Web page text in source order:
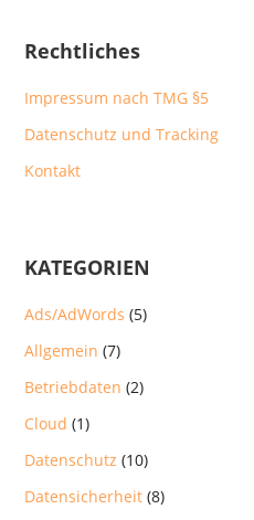
Rechtliches
Impressum nach TMG §5
Datenschutz und Tracking
Kontakt
KATEGORIEN
Ads/AdWords (5)
Allgemein (7)
Betriebdaten (2)
Cloud (1)
Datenschutz (10)
Datensicherheit (8)